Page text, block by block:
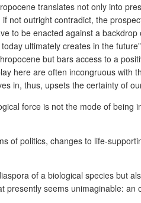
translates not only into
outright contradict, the
to be enacted against a
ultimately creates in the
but bars access to a
here are often incongruous
in, thus, upsets the certainty of
force is not the mode of
of politics, changes to life-
of a biological species but
seems unimaginable: